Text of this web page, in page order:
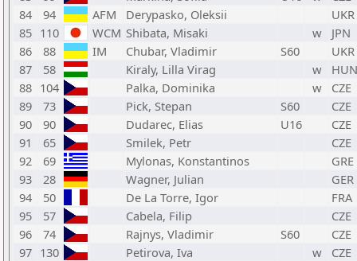
84
94 AFM Derypasko, Oleksii
UKR
85 110 WCM Shibata, Misaki w
JPN
86
88 IM Chubar, Vladimir S60
UKR
87
58 Kiraly, Lilla Virag w
HUN
88 104 Palka, Dominika w
CZE
89
73 Pick, Stepan S60
CZE
90
90 Dudarec, Elias U16
CZE
91
65 Smilek, Petr
CZE
92
69 Mylonas, Konstantinos
GRE
93
28 Wagner, Julian
GER
94
50 De La Torre, Igor
FRA
95
57 Cabela, Filip
CZE
96
74 Rajnys, Vladimir S60
CZE
97 130 Petirova, Iva w
CZE